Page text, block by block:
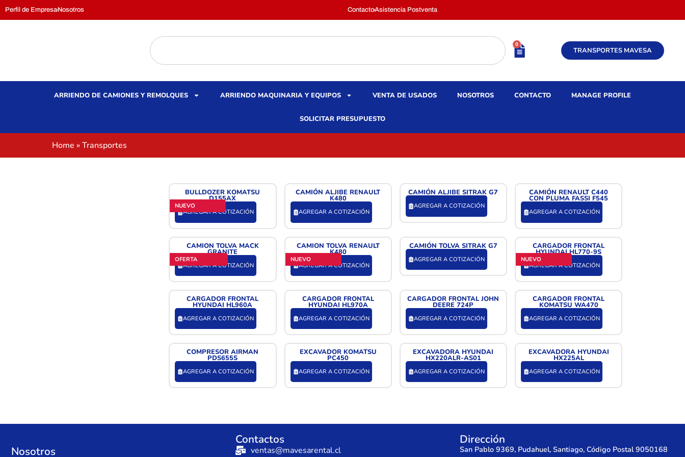
Perfil de EmpresaNosotros ContactoAsistencia Postventa
0
TRANSPORTES MAVESA
ARRIENDO DE CAMIONES Y REMOLQUES ARRIENDO MAQUINARIA Y EQUIPOS VENTA DE USADOS NOSOTROS CONTACTO MANAGE PROFILE
SOLICITAR PRESUPUESTO
Home »Transportes
NUEVO
BULLDOZER KOMATSU
D155AX
AGREGAR A COTIZACIÓN
CAMIÓN ALJIBE RENAULT
K480
AGREGAR A COTIZACIÓN
CAMIÓN ALJIBE SITRAK G7
AGREGAR A COTIZACIÓN
CAMIÓN RENAULT C440
CON PLUMA FASSI F545
AGREGAR A COTIZACIÓN
OFERTA
CAMION TOLVA MACK
GRANITE
AGREGAR A COTIZACIÓN
NUEVO
CAMION TOLVA RENAULT
K480
AGREGAR A COTIZACIÓN
CAMIÓN TOLVA SITRAK G7
AGREGAR A COTIZACIÓN NUEVO
CARGADOR FRONTAL
HYUNDAI HL770-9S
AGREGAR A COTIZACIÓN
CARGADOR FRONTAL
HYUNDAI HL960A
AGREGAR A COTIZACIÓN
CARGADOR FRONTAL
HYUNDAI HL970A
AGREGAR A COTIZACIÓN
CARGADOR FRONTAL JOHN
DEERE 724P
AGREGAR A COTIZACIÓN
CARGADOR FRONTAL
KOMATSU WA470
AGREGAR A COTIZACIÓN
COMPRESOR AIRMAN
PDS655S
AGREGAR A COTIZACIÓN
EXCAVADOR KOMATSU
PC450
AGREGAR A COTIZACIÓN
EXCAVADORA HYUNDAI
HX220ALR-AS01
AGREGAR A COTIZACIÓN
EXCAVADORA HYUNDAI
HX225AL
AGREGAR A COTIZACIÓN
Nosotros
Contactos
ventas@mavesarental.cl
Dirección
San Pablo 9369, Pudahuel, Santiago, Código Postal 9050168